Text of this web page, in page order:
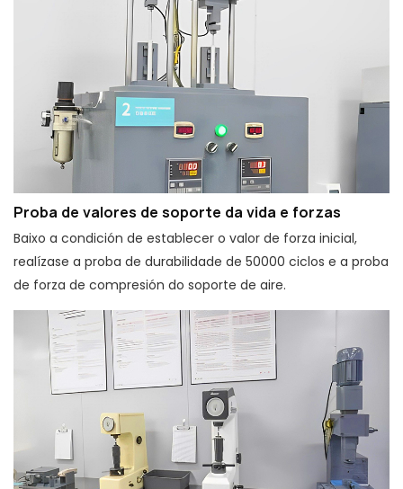
Proba de valores de soporte da vida e forzas
Baixo a condición de establecer o valor de forza inicial,
realízase a proba de durabilidade de 50000 ciclos e a proba
de forza de compresión do soporte de aire.